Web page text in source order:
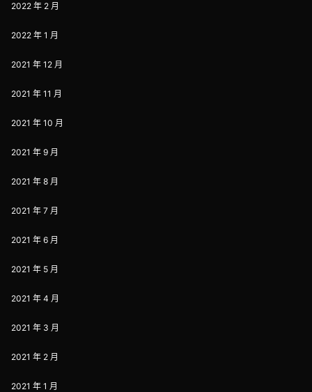
2022 年 2 月
2022 年 1 月
2021 年 12 月
2021 年 11 月
2021 年 10 月
2021 年 9 月
2021 年 8 月
2021 年 7 月
2021 年 6 月
2021 年 5 月
2021 年 4 月
2021 年 3 月
2021 年 2 月
2021 年 1 月